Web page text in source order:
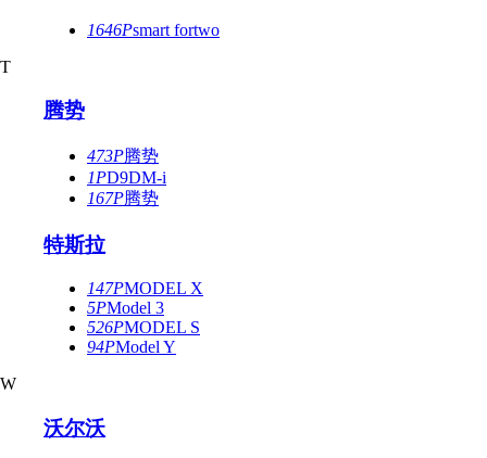
1646Psmart fortwo
T
腾势
473P腾势
1PD9DM-i
167P腾势
特斯拉
147PMODEL X
5PModel 3
526PMODEL S
94PModel Y
W
沃尔沃